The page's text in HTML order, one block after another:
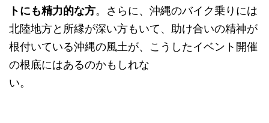
トにも精力的な方。さらに、沖縄のバイク乗りには
北陸地方と所縁が深い方もいて、助け合いの精神が
根付いている沖縄の風土が、こうしたイベント開催
の根底にはあるのかもしれな
い。